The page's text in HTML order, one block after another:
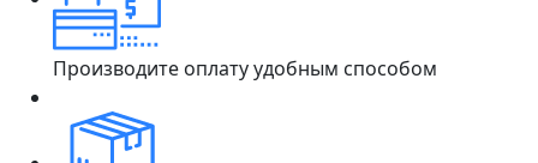
Производите оплату удобным способом